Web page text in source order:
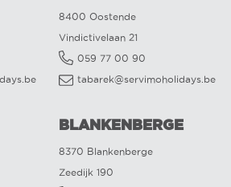
8400 Oostende
Vindictivelaan 21
059 77 00 90
tabarek@servimoholidays.be
BLANKENBERGE
8370 Blankenberge
Zeedijk 190